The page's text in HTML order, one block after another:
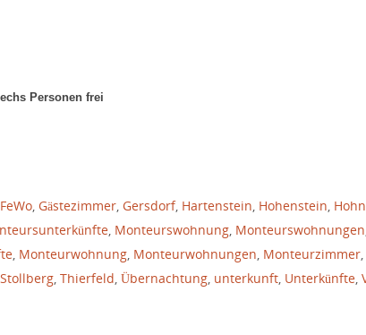
Personen frei
FeWo, Gästezimmer, Gersdorf, Hartenstein, Hohenstein,
, Monteurswohnung, Monteurswohnungen
, Monteurwohnung, Monteurwohnungen, Monteurzimmer,
Stollberg, Thierfeld, Übernachtung, unterkunft, Unterkünfte,